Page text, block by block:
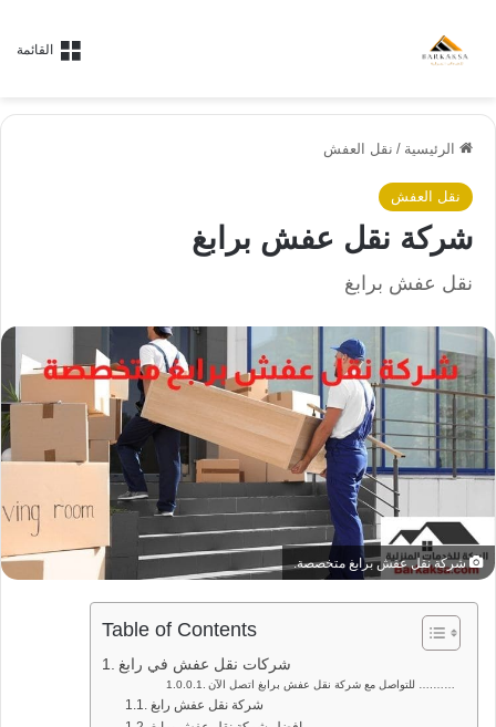
القائمة
الرئيسية / نقل العفش
نقل العفش
شركة نقل عفش برابغ
نقل عفش برابغ
شركة نقل عفش برابغ متخصصة.
Table of Contents
شركات نقل عفش في رابغ
شركة نقل عفش رابغ